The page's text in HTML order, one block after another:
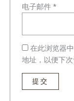
电子邮件*
在此浏览器
地址，以便下次